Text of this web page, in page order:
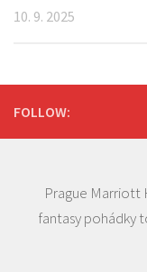
10. 9. 2025
FOLLOW:
Prague Marriott
fantasy pohádky